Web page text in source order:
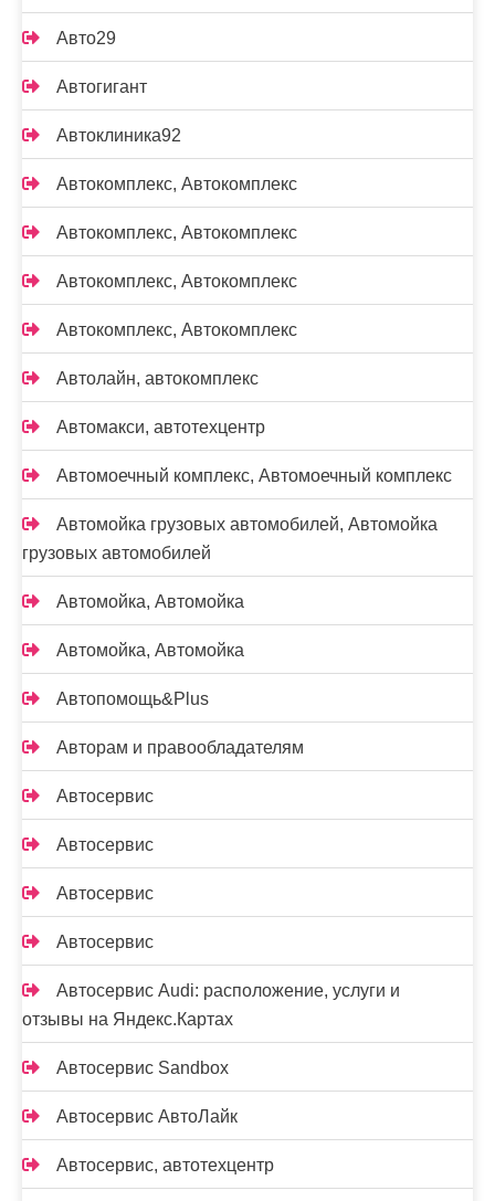
Авто29
Автогигант
Автоклиника92
Автокомплекс, Автокомплекс
Автокомплекс, Автокомплекс
Автокомплекс, Автокомплекс
Автокомплекс, Автокомплекс
Автолайн, автокомплекс
Автомакси, автотехцентр
Автомоечный комплекс, Автомоечный комплекс
Автомойка грузовых автомобилей, Автомойка
грузовых автомобилей
Автомойка, Автомойка
Автомойка, Автомойка
Автопомощь&Plus
Авторам и правообладателям
Автосервис
Автосервис
Автосервис
Автосервис
Автосервис Audi: расположение, услуги и
отзывы на Яндекс.Картах
Автосервис Sandbox
Автосервис АвтоЛайк
Автосервис, автотехцентр